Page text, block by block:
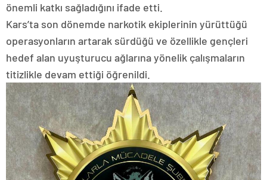
önemli katkı sağladığını ifade etti.
Kars’ta son dönemde narkotik ekiplerinin yürüttüğü
operasyonların artarak sürdüğü ve özellikle gençleri
hedef alan uyuşturucu ağlarına yönelik çalışmaların
titizlikle devam ettiği öğrenildi.